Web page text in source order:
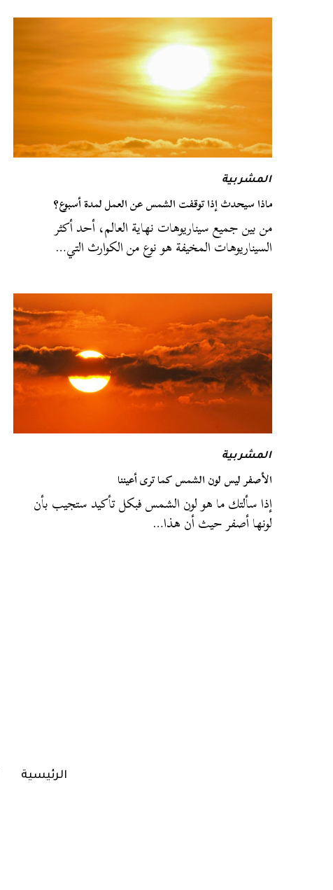
المشربية
ماذا سيحدث إذا توقفت الشمس عن العمل لمدة أسبوع؟
من بين جميع سيناريوهات نهاية العالم، أحد أكثر
السيناريوهات المخيفة هو نوع من الكوارث التي…
المشربية
الأصفر ليس لون الشمس كما ترى أعيننا
إذا سألتك ما هو لون الشمس فبكل تأكيد ستجيب بأن
لونها أصفر حيث أن هذا…
الرئيسية